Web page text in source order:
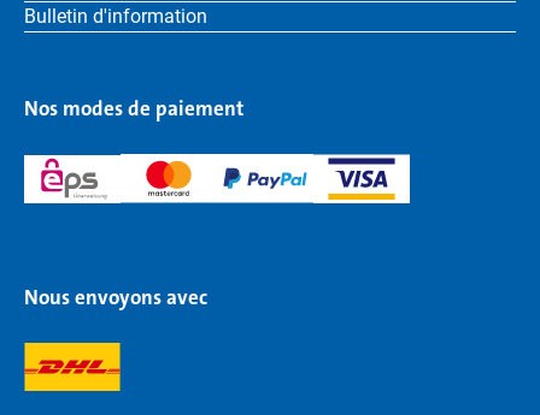
Bulletin d'information
Nos modes de paiement
Nous envoyons avec